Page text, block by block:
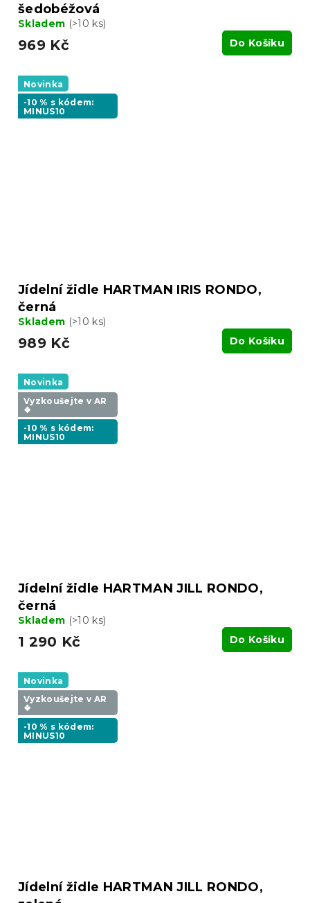
šedobéžová
Skladem (>10 ks)
969 Kč Do Košíku
Novinka
-10 % s kódem:
MINUS10
Jídelní židle HARTMAN IRIS RONDO,
černá
Skladem (>10 ks)
989 Kč Do Košíku
Novinka
Vyzkoušejte v AR
❖
-10 % s kódem:
MINUS10
Jídelní židle HARTMAN JILL RONDO,
černá
Skladem (>10 ks)
1 290 Kč Do Košíku
Novinka
Vyzkoušejte v AR
❖
-10 % s kódem:
MINUS10
Jídelní židle HARTMAN JILL RONDO,